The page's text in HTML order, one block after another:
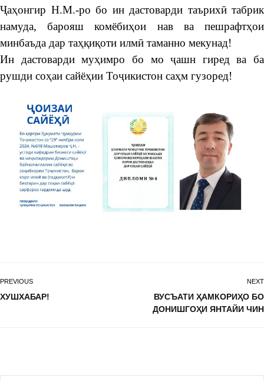
Ҷаҳонгир Н.М.-ро бо ин дастоварди таърихӣ табрик
намуда, барояш комёбиҳои нав ва пешрафтҳои
минбаъда дар таҳқиқоти илмӣ таманно мекунад!
Ин дастоварди муҳимро бо мо ҷашн гиред ва ба
рушди соҳаи сайёҳии Тоҷикистон саҳм гузоред!
PREVIOUS
ХУШХАБАР!
NEXT
ВУСЪАТИ ҲАМКОРИҲО БО
ДОНИШГОҲИ ЯНТАЙИ ЧИН